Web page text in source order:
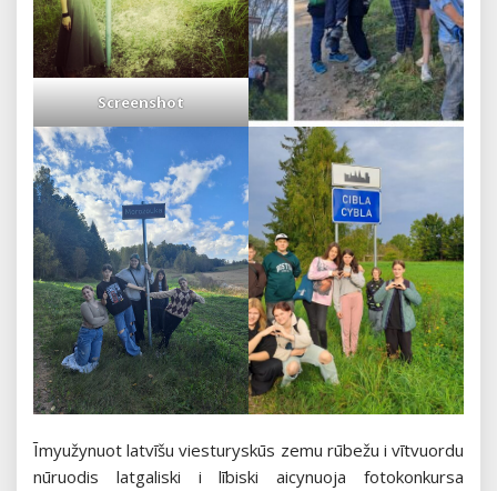
Screenshot
Īmyužynuot latvīšu viesturyskūs zemu rūbežu i vītvuordu
nūruodis latgaliski i lībiski aicynuoja fotokonkursa